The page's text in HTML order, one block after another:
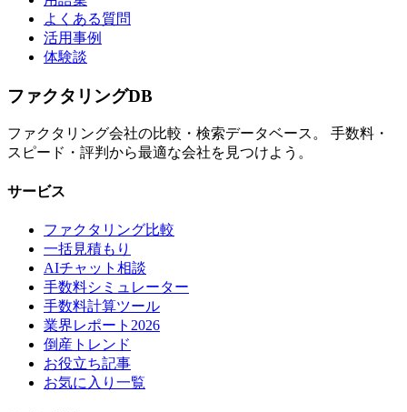
よくある質問
活用事例
体験談
ファクタリングDB
ファクタリング会社の比較・検索データベース。 手数料・
スピード・評判から最適な会社を見つけよう。
サービス
ファクタリング比較
一括見積もり
AIチャット相談
手数料シミュレーター
手数料計算ツール
業界レポート2026
倒産トレンド
お役立ち記事
お気に入り一覧